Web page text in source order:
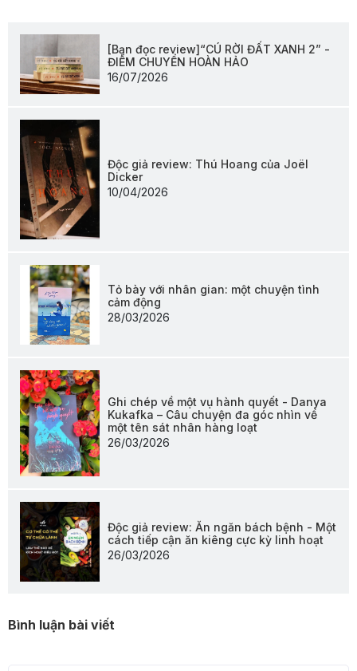
[Bạn đọc review]“CÚ RỜI ĐẤT XANH 2” -
ĐIỂM CHUYỂN HOÀN HẢO
16/07/2026
Độc giả review: Thú Hoang của Joël
Dicker
10/04/2026
Tỏ bày với nhân gian: một chuyện tình
cảm động
28/03/2026
Ghi chép về một vụ hành quyết - Danya
Kukafka – Câu chuyện đa góc nhìn về
một tên sát nhân hàng loạt
26/03/2026
Độc giả review: Ăn ngăn bách bệnh - Một
cách tiếp cận ăn kiêng cực kỳ linh hoạt
26/03/2026
Bình luận bài viết